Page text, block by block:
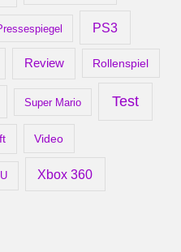
PS3
Review Rollenspiel
Super Mario Test
Video
Xbox 360